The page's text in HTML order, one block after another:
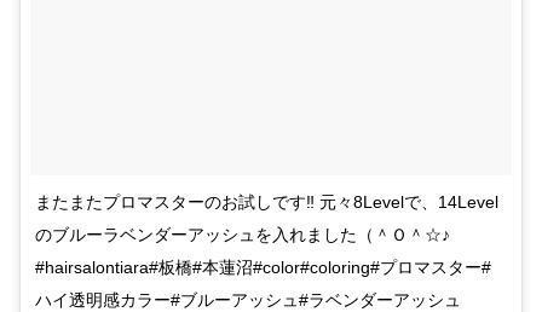
またまたプロマスターのお試しです‼︎ 元々8Levelで、14Level
のブルーラベンダーアッシュを入れました（＾Ｏ＾☆♪
#hairsalontiara#板橋#本蓮沼#color#coloring#プロマスター#
ハイ透明感カラー#ブルーアッシュ#ラベンダーアッシュ